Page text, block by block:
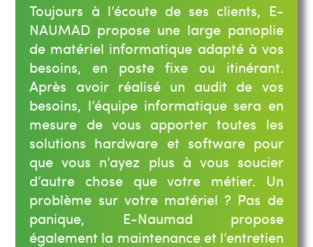
Toujours à l’écoute de ses clients, E-
NAUMAD propose une large panoplie
de matériel informatique adapté à vos
besoins, en poste fixe ou itinérant.
Après avoir réalisé un audit de vos
besoins, l’équipe informatique sera en
mesure de vous apporter toutes les
solutions hardware et software pour
que vous n’ayez plus à vous soucier
d’autre chose que votre métier. Un
problème sur votre matériel ? Pas de
panique, E-Naumad propose
également la maintenance et l’entretien